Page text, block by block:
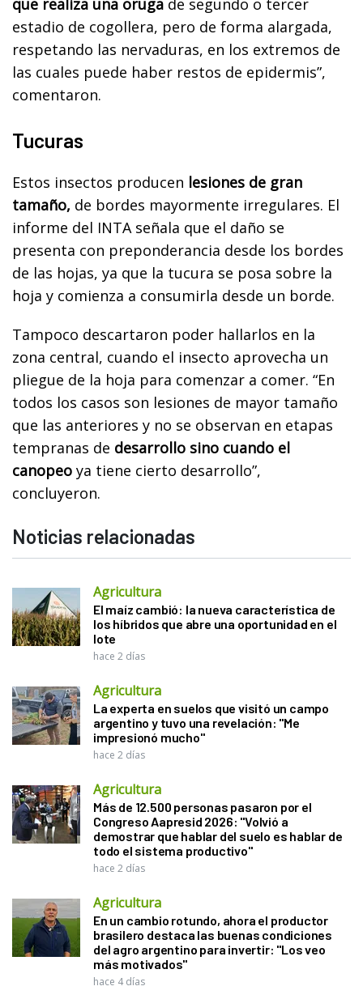
que realiza una oruga de segundo o tercer
estadio de cogollera, pero de forma alargada,
respetando las nervaduras, en los extremos de
las cuales puede haber restos de epidermis”,
comentaron.
Tucuras
Estos insectos producen lesiones de gran
tamaño, de bordes mayormente irregulares. El
informe del INTA señala que el daño se
presenta con preponderancia desde los bordes
de las hojas, ya que la tucura se posa sobre la
hoja y comienza a consumirla desde un borde.
Tampoco descartaron poder hallarlos en la
zona central, cuando el insecto aprovecha un
pliegue de la hoja para comenzar a comer. “En
todos los casos son lesiones de mayor tamaño
que las anteriores y no se observan en etapas
tempranas de desarrollo sino cuando el
canopeo ya tiene cierto desarrollo”,
concluyeron.
Noticias relacionadas
Agricultura
El maíz cambió: la nueva característica de
los híbridos que abre una oportunidad en el
lote
hace 2 días
Agricultura
La experta en suelos que visitó un campo
argentino y tuvo una revelación: "Me
impresionó mucho"
hace 2 días
Agricultura
Más de 12.500 personas pasaron por el
Congreso Aapresid 2026: "Volvió a
demostrar que hablar del suelo es hablar de
todo el sistema productivo"
hace 2 días
Agricultura
En un cambio rotundo, ahora el productor
brasilero destaca las buenas condiciones
del agro argentino para invertir: "Los veo
más motivados"
hace 4 días